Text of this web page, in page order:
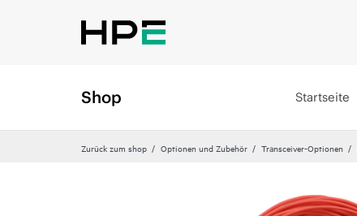
Shop Startseite
Zurück zum shop Optionen und Zubehör Transceiver-Optionen